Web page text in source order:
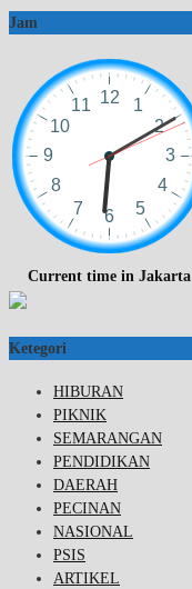
Jam
Current time in Jakarta
Ketegori
HIBURAN
PIKNIK
SEMARANGAN
PENDIDIKAN
DAERAH
PECINAN
NASIONAL
PSIS
ARTIKEL